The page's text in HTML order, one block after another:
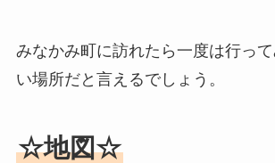
みなかみ町に訪れたら一度は行っ
い場所だと言えるでしょう。
☆地図☆